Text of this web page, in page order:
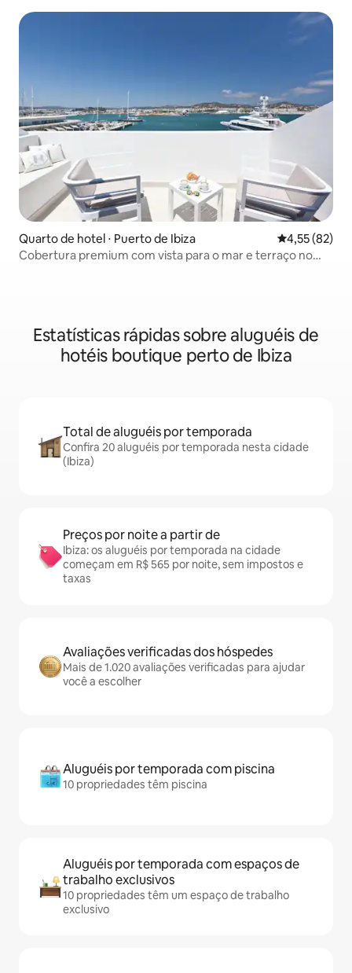
Quarto de hotel ⋅ Puerto de Ibiza 4,55 de uma
4,55 (82)
Cobertura premium com vista para o mar e terraço no
Estatísticas rápidas sobre aluguéis de
hotéis boutique perto de Ibiza
Total de aluguéis por temporada
Confira 20 aluguéis por temporada nesta cidade
(Ibiza)
Preços por noite a partir de
Ibiza: os aluguéis por temporada na cidade
começam em R$ 565 por noite, sem impostos e
taxas
Avaliações verificadas dos hóspedes
Mais de 1.020 avaliações verificadas para ajudar
você a escolher
Aluguéis por temporada com piscina
10 propriedades têm piscina
Aluguéis por temporada com espaços de
trabalho exclusivos
10 propriedades têm um espaço de trabalho
exclusivo